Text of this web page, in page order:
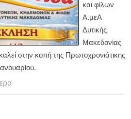
και φίλων
Α.μεΑ
Δυτικής
Μακεδονίας
στην κοπή της Πρωτοχρονιάτικης